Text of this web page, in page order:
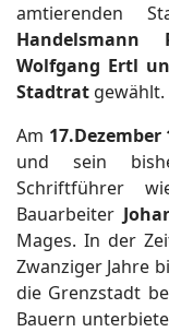
amtierenden
Wolfgang Ertl
Stadtrat gewählt.
Am 17.Dezember
und sein
Schriftführer
Bauarbeiter
Mages. In der
Zwanziger Jahre
die Grenzstadt
Bauern